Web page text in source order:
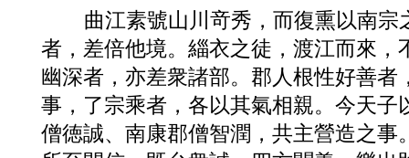
曲江素號山川竒秀，而復熏以南
者，差倍他境。緇衣之徒，渡江而來
幽深者，亦差衆諸部。郡人根性好善
事，了宗乘者，各以其氣相親。今天
僧徳誠、南康郡僧智潤，共主營造之事